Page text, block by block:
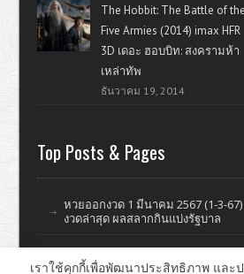
The Hobbit: The Battle of the
Five Armies (2014) imax HFR
3D เดอะ ฮอบบิท: สงครามห้า
เหล่าทัพ
ธันวาคม 19, 2014
Top Posts & Pages
หวยออกงวด 1 มีนาคม 2567 (1-3-
งวดล่าสุด ผลสลากกินแบ่งรัฐบาล
เราใช้คุกกี้เพื่อพัฒนาประสิทธิภาพ แล